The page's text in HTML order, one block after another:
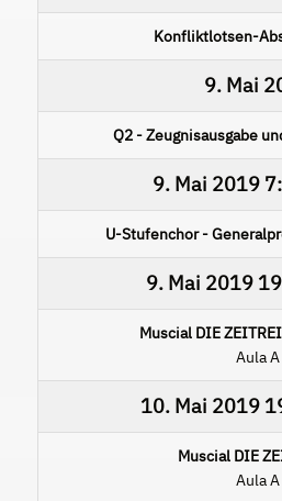
Konfliktlotsen-
9. Mai
Q2 - Zeugnisausgabe
9. Mai 2019
U-Stufenchor -
9. Mai 2019
Muscial DIE
Aula A
10. Mai 2019
Muscial DIE
Aula A